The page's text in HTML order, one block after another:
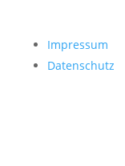
Impressum
Datenschutz